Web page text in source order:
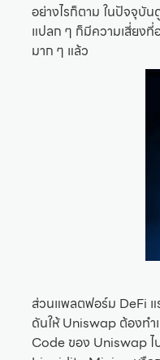
อย่างไรก็ตาม ในปัจจุบัน
แปลก ๆ ก็มีความเสี่ยงที่
มาก ๆ แล้ว
ส่วนแพลตฟอร์ม DeFi
ดันให้ Uniswap ต้องท
Code ของ Uniswap ไ